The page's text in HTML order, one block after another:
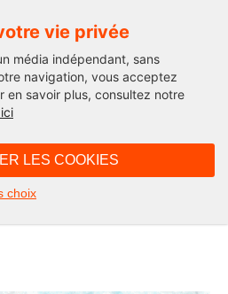
vie privée
média indépendant, sans
navigation, vous acceptez
en savoir plus, consultez notre
LES COOKIES
choixL’édito de